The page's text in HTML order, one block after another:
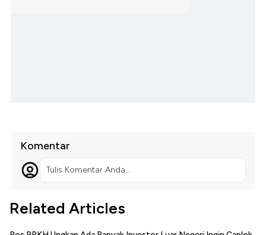
Komentar
Tulis Komentar Anda...
Related Articles